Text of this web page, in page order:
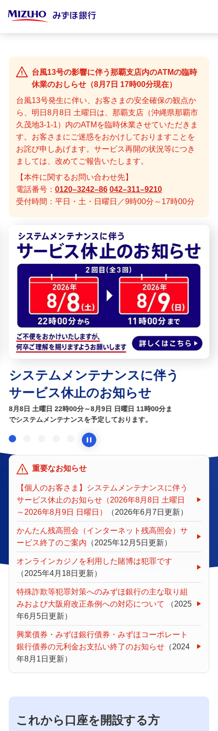
口座開設
来店不要・スマホで完結
支払う・つかう
クレジットカード・デビット
ローン
住宅ローン・カードローン
貯める・増やす
預金・NISA・資産運用
相続・保険
学ぶ・考える
お客さまサポート
困ったときは・よくあるご質問
みずほ銀行について
台風13号の影響に伴う那覇支店内のATMの臨時
休業のおしらせ（8月7日 17時00分現在）
台風13号発生に伴い、お客さまの安全確保の観点か
ら、明日8月8日 土曜日は、那覇支店（沖縄県那覇市
久茂地3-1-1）内のATMを臨時休業させていただきま
す。お客さまにご迷惑をおかけしておりますことを
お詫び申しあげます。サービス再開の状況等につき
ましては、改めてご報告いたします。
【本件に関するお問い合わせ先】
電話番号： 0120–3242–86 042–311–9210
受付時間：平日・土・日曜日／9時00分～17時00分
システムメンテナンスに伴う
サービス休止のお知らせ
8月8日 土曜日 22時00分～8月9日 日曜日 11時00分ま
でシステムメンテナンスを予定しております。
重要なお知らせ
【個人のお客さま】システムメンテナンスに伴う
サービス休止のお知らせ（2026年8月8日 土曜日
～2026年8月9日 日曜日）
（2026年6月7日更新）
かんたん残高照会（インターネット残高照会）サ
ービス終了のご案内 （2025年12月5日更新）
オンラインカジノを利用した賭博は犯罪です
（2025年4月18日更新）
特殊詐欺等犯罪対策へのみずほ銀行の主な取り組
みおよび大阪府改正条例への対応について
（2025
年6月5日更新）
興業債券・みずほ銀行債券・みずほコーポレート
銀行債券の元利金お支払い終了のお知らせ（2024
年8月1日更新）
これから口座を開設する方